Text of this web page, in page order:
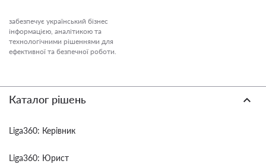
забезпечує український бізнес
інформацією, аналітикою та
технологічними рішеннями для
ефективної та безпечної роботи.
Каталог рішень
Liga360: Керівник
Liga360: Юрист